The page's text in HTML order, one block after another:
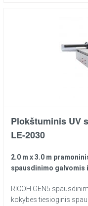
Plokštuminis UV
LE-2030
2.0 m x 3.0 m
spausdinimo galvomis
RICOH GEN5
kokybės tiesioginis